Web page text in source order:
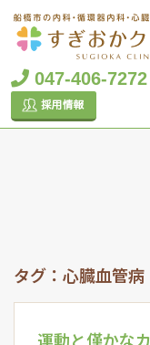
047-406-7272
タグ：心臓血管病
運動と僅かな